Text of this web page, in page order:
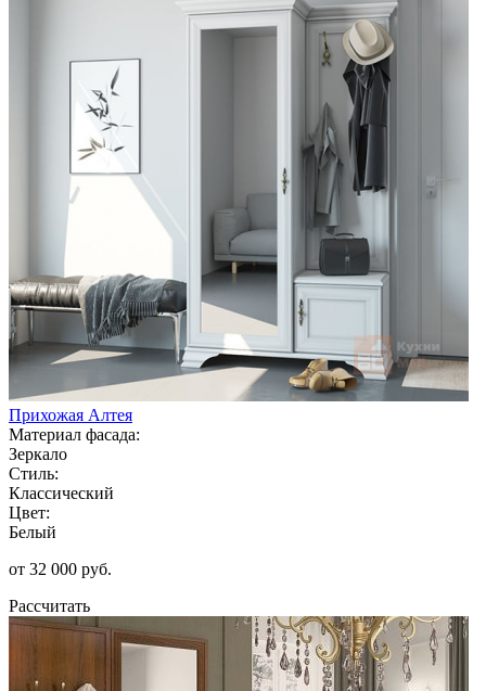
Прихожая Алтея
Материал фасада:
Зеркало
Стиль:
Классический
Цвет:
Белый
от 32 000 руб.
Рассчитать